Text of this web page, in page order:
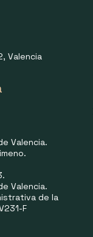
Valencia
Valencia.
Valencia.
de la
F